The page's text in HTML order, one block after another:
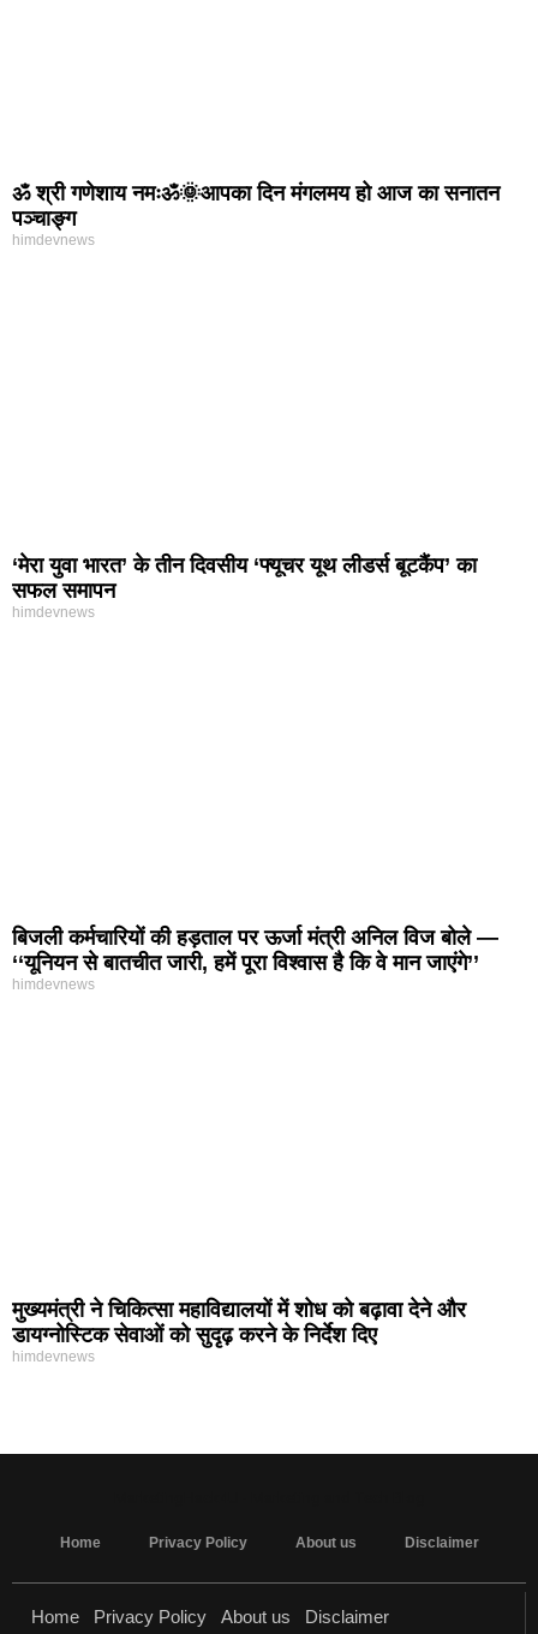
ॐ श्री गणेशाय नमःॐ🌞आपका दिन मंगलमय हो आज का सनातन
पञ्चाङ्ग
himdevnews
‘मेरा युवा भारत’ के तीन दिवसीय ‘फ्यूचर यूथ लीडर्स बूटकैंप’ का
सफल समापन
himdevnews
बिजली कर्मचारियों की हड़ताल पर ऊर्जा मंत्री अनिल विज बोले —
‘‘यूनियन से बातचीत जारी, हमें पूरा विश्वास है कि वे मान जाएंगे’’
himdevnews
मुख्यमंत्री ने चिकित्सा महाविद्यालयों में शोध को बढ़ावा देने और
डायग्नोस्टिक सेवाओं को सुदृढ़ करने के निर्देश दिए
himdevnews
Home Privacy Policy About us Disclaimer
Home Privacy Policy About us Disclaimer